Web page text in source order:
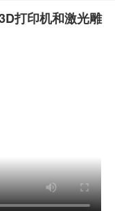
打印机和激光雕